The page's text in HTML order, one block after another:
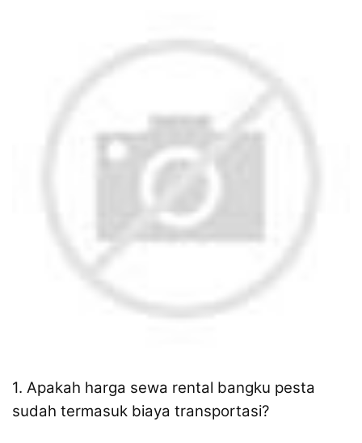
1. Apakah harga sewa rental bangku pesta
sudah termasuk biaya transportasi?